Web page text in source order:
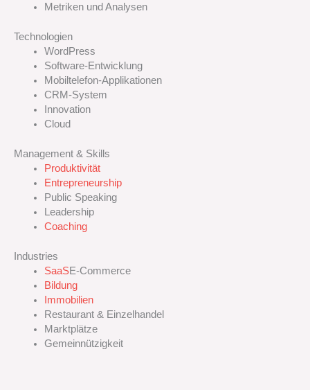
Metriken und Analysen
Technologien
WordPress
Software-Entwicklung
Mobiltelefon-Applikationen
CRM-System
Innovation
Cloud
Management & Skills
Produktivität
Entrepreneurship
Public Speaking
Leadership
Coaching
Industries
SaaSE-Commerce
Bildung
Immobilien
Restaurant & Einzelhandel
Marktplätze
Gemeinnützigkeit